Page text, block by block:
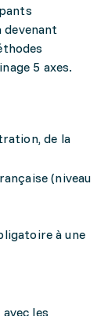
devenant
5 axes.
de la
(niveau
à une
les